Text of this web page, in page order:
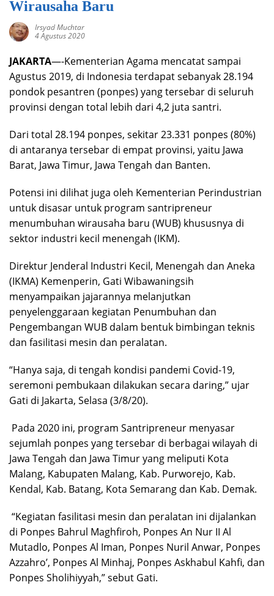
Wirausaha Baru
Irsyad Muchtar
4 Agustus 2020
JAKARTA—-Kementerian Agama mencatat sampai
Agustus 2019, di Indonesia terdapat sebanyak 28.194
pondok pesantren (ponpes) yang tersebar di seluruh
provinsi dengan total lebih dari 4,2 juta santri.
Dari total 28.194 ponpes, sekitar 23.331 ponpes (80%)
di antaranya tersebar di empat provinsi, yaitu Jawa
Barat, Jawa Timur, Jawa Tengah dan Banten.
Potensi ini dilihat juga oleh Kementerian Perindustrian
untuk disasar untuk program santripreneur
menumbuhan wirausaha baru (WUB) khususnya di
sektor industri kecil menengah (IKM).
Direktur Jenderal Industri Kecil, Menengah dan Aneka
(IKMA) Kemenperin, Gati Wibawaningsih
menyampaikan jajarannya melanjutkan
penyelenggaraan kegiatan Penumbuhan dan
Pengembangan WUB dalam bentuk bimbingan teknis
dan fasilitasi mesin dan peralatan.
“Hanya saja, di tengah kondisi pandemi Covid-19,
seremoni pembukaan dilakukan secara daring,” ujar
Gati di Jakarta, Selasa (3/8/20).
Pada 2020 ini, program Santripreneur menyasar
sejumlah ponpes yang tersebar di berbagai wilayah di
Jawa Tengah dan Jawa Timur yang meliputi Kota
Malang, Kabupaten Malang, Kab. Purworejo, Kab.
Kendal, Kab. Batang, Kota Semarang dan Kab. Demak.
“Kegiatan fasilitasi mesin dan peralatan ini dijalankan
di Ponpes Bahrul Maghfiroh, Ponpes An Nur II Al
Mutadlo, Ponpes Al Iman, Ponpes Nuril Anwar, Ponpes
Azzahro’, Ponpes Al Minhaj, Ponpes Askhabul Kahfi, dan
Ponpes Sholihiyyah,” sebut Gati.